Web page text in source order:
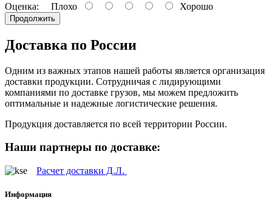
Оценка: Плохо Хорошо
Продолжить
Доставка по России
Одним из важных этапов нашей работы является организация
доставки продукции. Сотрудничая с лидирующими
компаниями по доставке грузов, мы можем предложить
оптимальные и надежные логистические решения.
Продукция доставляется по всей территории России.
Наши партнеры по доставке:
Расчет доставки Д.Л.
Информация